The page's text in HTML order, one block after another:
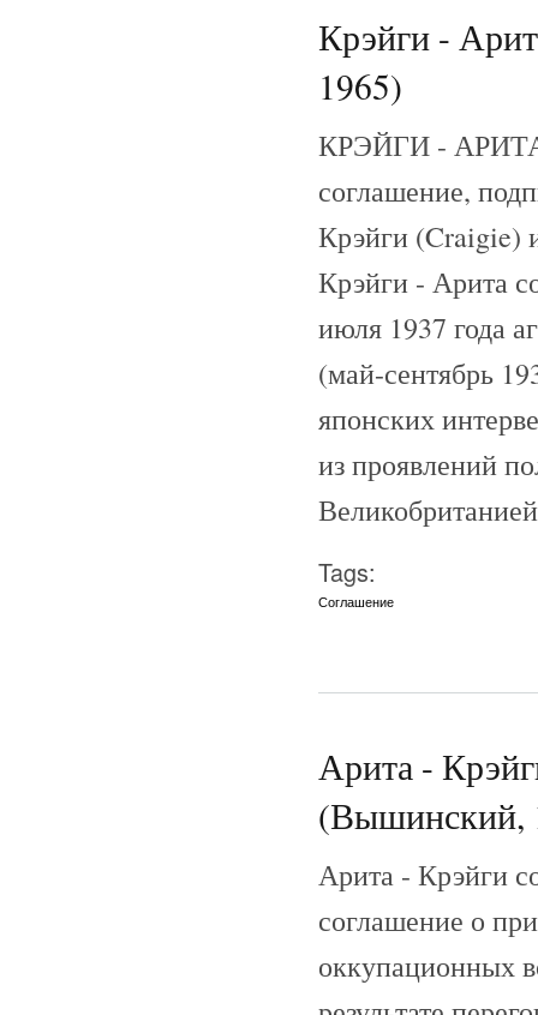
Крэйги -
1965)
КРЭЙГИ - АРИТА
соглашение,
Крэйги (Craigie)
Крэйги - Арита
июля 1937 года
(май-сентябрь
японских
из проявлений
Tags:
Соглашение
Арита -
(Вышинский,
Арита - Крэйги
соглашение о
оккупационных